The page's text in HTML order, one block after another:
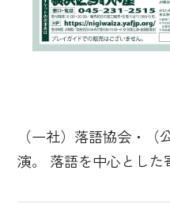
（一社）落語協会・
演。 落語を中心とした